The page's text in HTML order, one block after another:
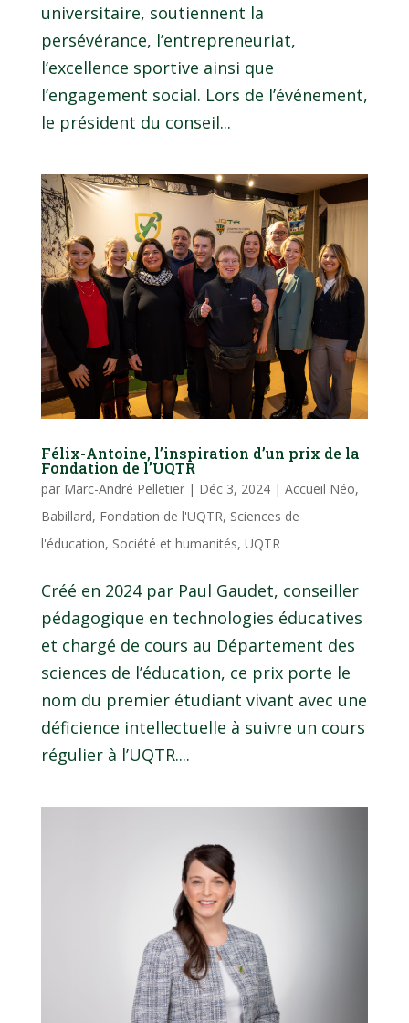
universitaire, soutiennent la
persévérance, l’entrepreneuriat,
l’excellence sportive ainsi que
l’engagement social. Lors de l’événement,
le président du conseil...
Félix-Antoine, l’inspiration d’un prix de la
Fondation de l’UQTR
par Marc-André Pelletier| Déc 3, 2024| Accueil Néo,
Babillard, Fondation de l'UQTR, Sciences de
l'éducation, Société et humanités, UQTR
Créé en 2024 par Paul Gaudet, conseiller
pédagogique en technologies éducatives
et chargé de cours au Département des
sciences de l’éducation, ce prix porte le
nom du premier étudiant vivant avec une
déficience intellectuelle à suivre un cours
régulier à l’UQTR....